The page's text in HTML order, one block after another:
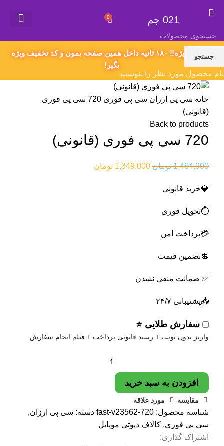
021 جم 0
پیشنهاد ویژه‼️ ۱۸۰ ثانیه داخل همین صفحه بمون و کد تخفیف ویژه
بگیر!
خانه سی پی ارزان سی پی فوری
720 سی پی فوری
(قانونی)
Back to products
720 سی پی فوری (قانونی)
1,464,900 تومان 1,349,000 تومان
💎خرید قانونی
⏱️تحویل فوری
💳پرداخت امن
💲تضمین قیمت
✅ ضمانت منفی نشدن
📥پشتیبانی ۲۴/۷
سفارش طلایی ⭐
واریز بدون نوبت + رسید قانونی پرداخت + فیلم انجام سفارش
افزودن به سبد خرید
مقایسه مورد علاقه
شناسه محصول: 720-fast-v23562 دسته: سی پی ارزان,
سی پی فوری, کالاف دیوتی موبایل
اشتراک گذاری:
جستجو
نام محصول مورد نظر را بنویسید